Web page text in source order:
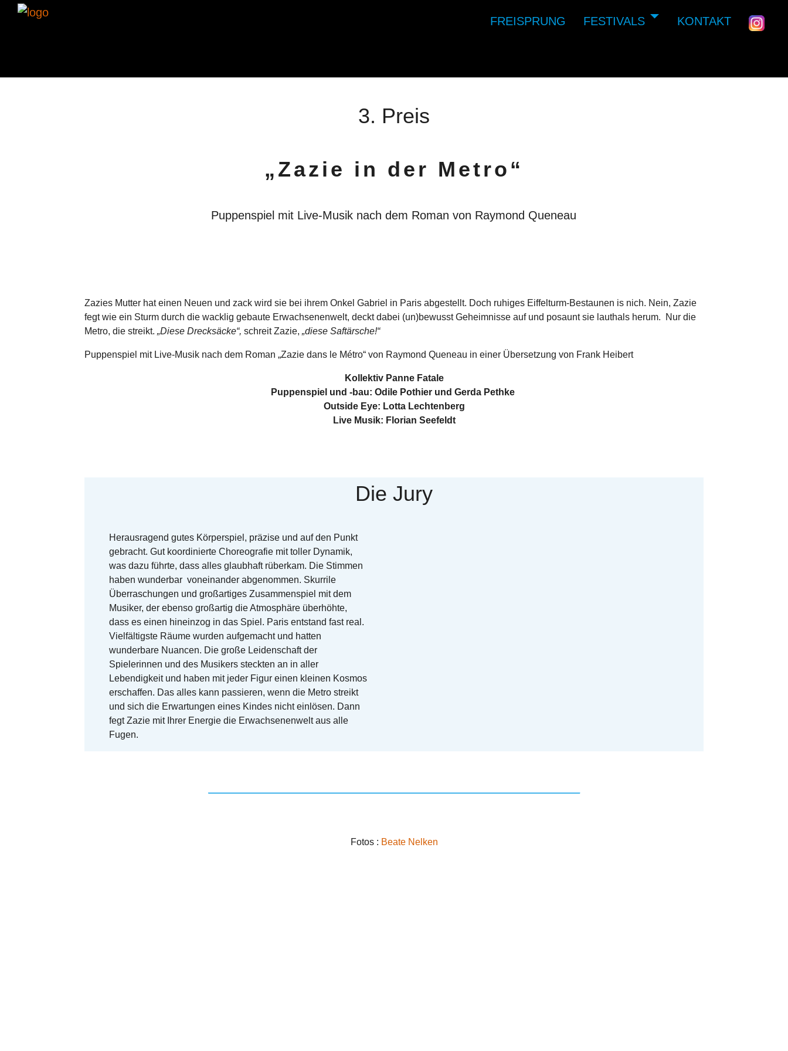
FREISPRUNG FESTIVALS KONTAKT
3. Preis
„Zazie in der Metro“
Puppenspiel mit Live-Musik nach dem Roman von Raymond Queneau
Zazies Mutter hat einen Neuen und zack wird sie bei ihrem Onkel Gabriel in Paris abgestellt. Doch ruhiges Eiffelturm-Bestaunen is nich. Nein, Zazie
fegt wie ein Sturm durch die wacklig gebaute Erwachsenenwelt, deckt dabei (un)bewusst Geheimnisse auf und posaunt sie lauthals herum. Nur die
Metro, die streikt. „Diese Drecksäcke“, schreit Zazie, „diese Saftärsche!“
Puppenspiel mit Live-Musik nach dem Roman „Zazie dans le Métro“ von Raymond Queneau in einer Übersetzung von Frank Heibert
Kollektiv Panne Fatale
Puppenspiel und -bau: Odile Pothier und Gerda Pethke
Outside Eye: Lotta Lechtenberg
Live Musik: Florian Seefeldt
Die Jury
Herausragend gutes Körperspiel, präzise und auf den Punkt
gebracht. Gut koordinierte Choreografie mit toller Dynamik,
was dazu führte, dass alles glaubhaft rüberkam. Die Stimmen
haben wunderbar voneinander abgenommen. Skurrile
Überraschungen und großartiges Zusammenspiel mit dem
Musiker, der ebenso großartig die Atmosphäre überhöhte,
dass es einen hineinzog in das Spiel. Paris entstand fast real.
Vielfältigste Räume wurden aufgemacht und hatten
wunderbare Nuancen. Die große Leidenschaft der
Spielerinnen und des Musikers steckten an in aller
Lebendigkeit und haben mit jeder Figur einen kleinen Kosmos
erschaffen. Das alles kann passieren, wenn die Metro streikt
und sich die Erwartungen eines Kindes nicht einlösen. Dann
fegt Zazie mit Ihrer Energie die Erwachsenenwelt aus alle
Fugen.
Fotos : Beate Nelken